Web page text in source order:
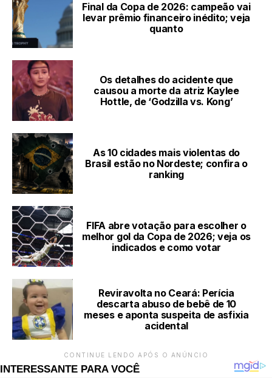
Final da Copa de 2026: campeão vai
levar prêmio financeiro inédito; veja
quanto
Os detalhes do acidente que
causou a morte da atriz Kaylee
Hottle, de ‘Godzilla vs. Kong’
As 10 cidades mais violentas do
Brasil estão no Nordeste; confira o
ranking
FIFA abre votação para escolher o
melhor gol da Copa de 2026; veja os
indicados e como votar
Reviravolta no Ceará: Perícia
descarta abuso de bebê de 10
meses e aponta suspeita de asfixia
acidental
CONTINUE LENDO APÓS O ANÚNCIO
INTERESSANTE PARA VOCÊ